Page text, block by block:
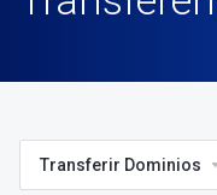
Transferir Dominios